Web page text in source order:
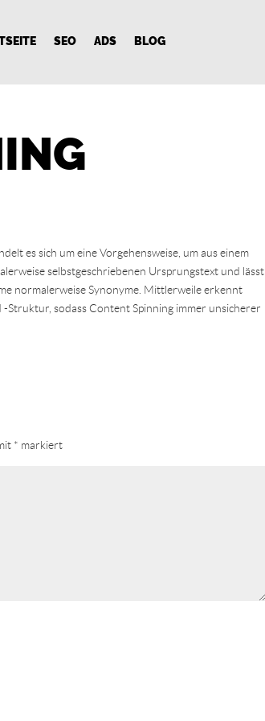
SEO ADS BLOG
es sich um eine Vorgehensweise, um aus einem
selbstgeschriebenen Ursprungstext und lässt
normalerweise Synonyme. Mittlerweile erkennt
-Struktur, sodass Content Spinning immer unsicherer
* markiert